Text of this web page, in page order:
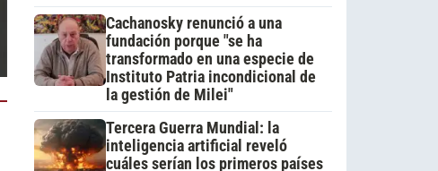
Cachanosky renunció a una
fundación porque "se ha
transformado en una especie de
Instituto Patria incondicional de
la gestión de Milei"
Tercera Guerra Mundial: la
inteligencia artificial reveló
cuáles serían los primeros países